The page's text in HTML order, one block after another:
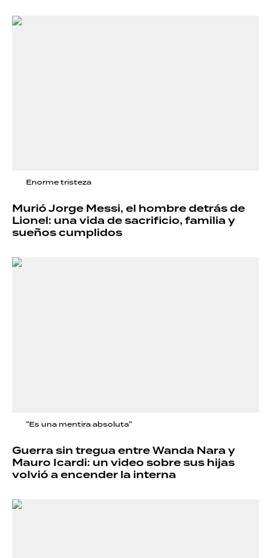
Enorme tristeza
Murió Jorge Messi, el hombre detrás de
Lionel: una vida de sacrificio, familia y
sueños cumplidos
"Es una mentira absoluta"
Guerra sin tregua entre Wanda Nara y
Mauro Icardi: un video sobre sus hijas
volvió a encender la interna